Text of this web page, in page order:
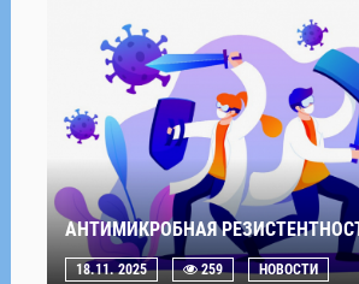
АНТИМИКРОБНАЯ
18.11. 2025 259 НОВОСТИ